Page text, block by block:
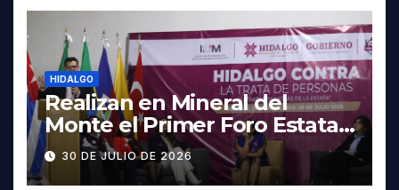
HIDALGO
Realizan en Mineral del
Monte el Primer Foro Estatal
contra la Trata de Personas
30 DE JULIO DE 2026